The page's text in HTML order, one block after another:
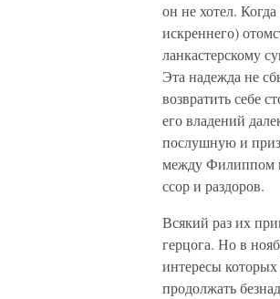
он не хотел.
искреннего)
ланкастерскому
Эта надежда не
возвратить себе
его владений
послушную и
между Филиппом
ссор и раздоров.
Всякий раз их
герцога. Но в
интересы
продолжать